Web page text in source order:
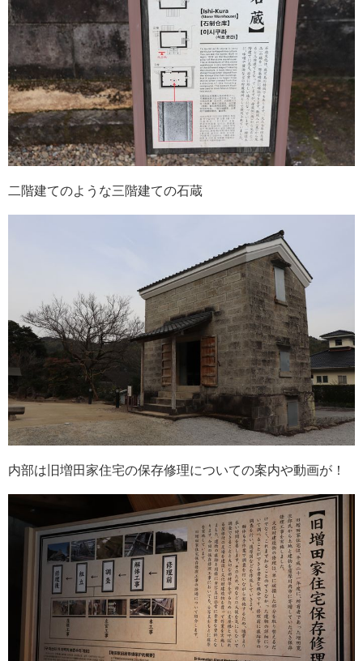
二階建てのような三階建ての石蔵
内部は旧増田家住宅の保存修理についての案内や動画が！